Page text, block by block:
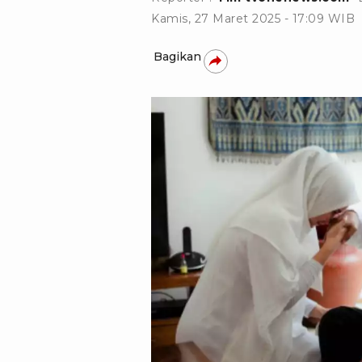
Kamis, 27 Maret 2025 - 17:09 WIB
Bagikan